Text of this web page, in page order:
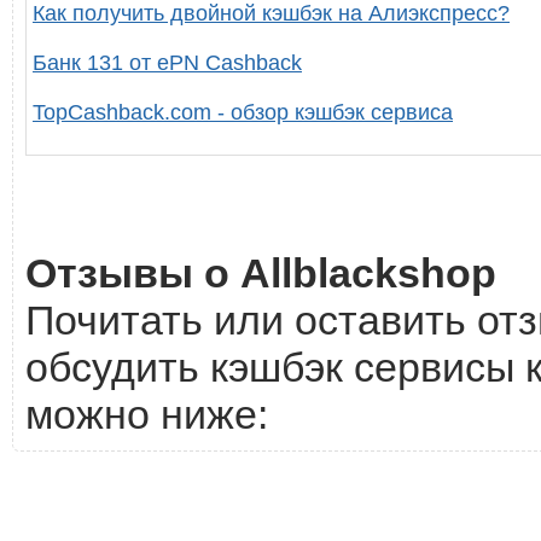
Как получить двойной кэшбэк на Алиэкспресс?
Банк 131 от ePN Cashback
TopCashback.com - обзор кэшбэк сервиса
Отзывы о Allblackshop
Почитать или оставить
обсудить кэшбэк сервисы
можно ниже: